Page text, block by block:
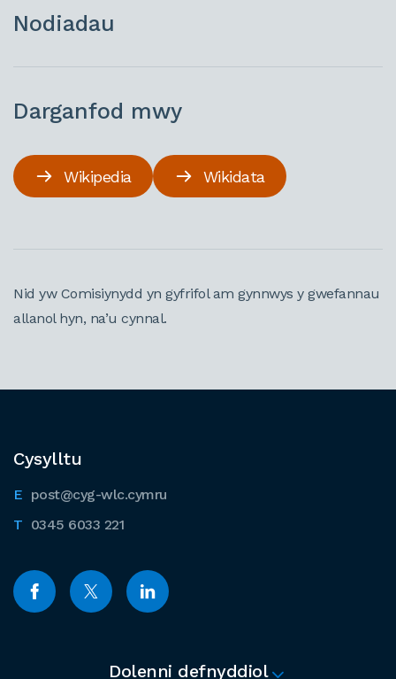
Nodiadau
Darganfod mwy
Wikipedia Wikidata
Nid yw Comisiynydd yn gyfrifol am gynnwys y gwefannau
allanol hyn, na’u cynnal.
Cysylltu
post@cyg-wlc.cymru
0345 6033 221
Dolenni defnyddiol